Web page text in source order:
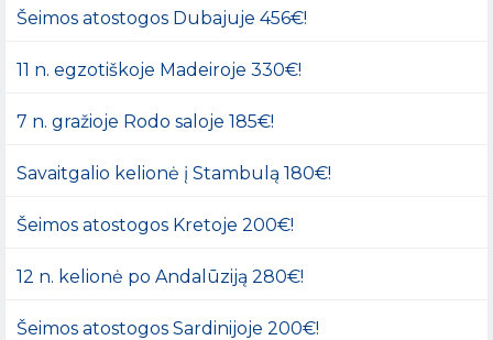
Šeimos atostogos Dubajuje 456€!
11 n. egzotiškoje Madeiroje 330€!
7 n. gražioje Rodo saloje 185€!
Savaitgalio kelionė į Stambulą 180€!
Šeimos atostogos Kretoje 200€!
12 n. kelionė po Andalūziją 280€!
Šeimos atostogos Sardinijoje 200€!